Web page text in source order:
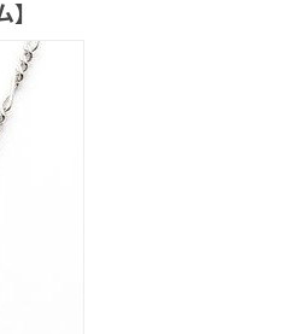
】